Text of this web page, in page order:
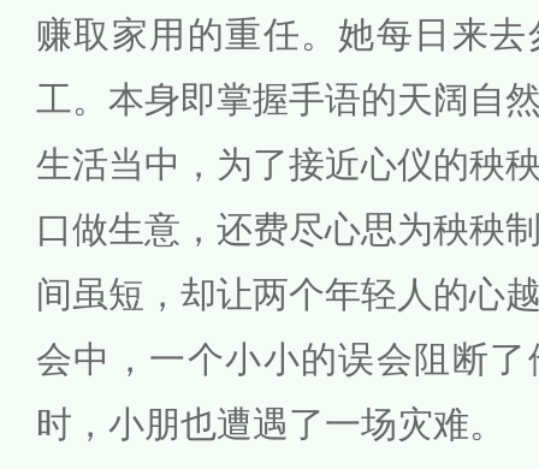
赚取家用的重任。她每日来
工。本身即掌握手语的天阔自
生活当中，为了接近心仪的秧
口做生意，还费尽心思为秧秧
间虽短，却让两个年轻人的心
会中，一个小小的误会阻断
时，小朋也遭遇了一场灾难。